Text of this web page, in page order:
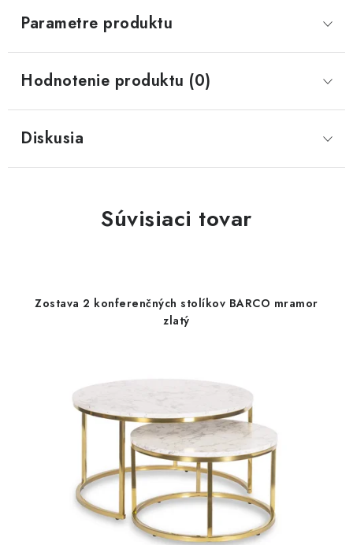
Parametre produktu
Hodnotenie produktu (0)
Diskusia
Súvisiaci tovar
Zostava 2 konferenčných stolíkov BARCO mramor
zlatý